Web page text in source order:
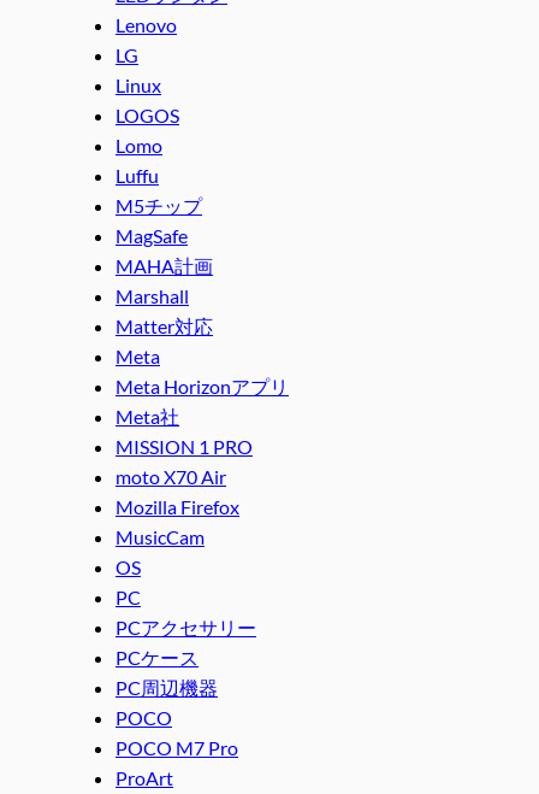
Lenovo
LG
Linux
LOGOS
Lomo
Luffu
M5チップ
MagSafe
MAHA計画
Marshall
Matter対応
Meta
Meta Horizonアプリ
Meta社
MISSION 1 PRO
moto X70 Air
Mozilla Firefox
MusicCam
OS
PC
PCアクセサリー
PCケース
PC周辺機器
POCO
POCO M7 Pro
ProArt